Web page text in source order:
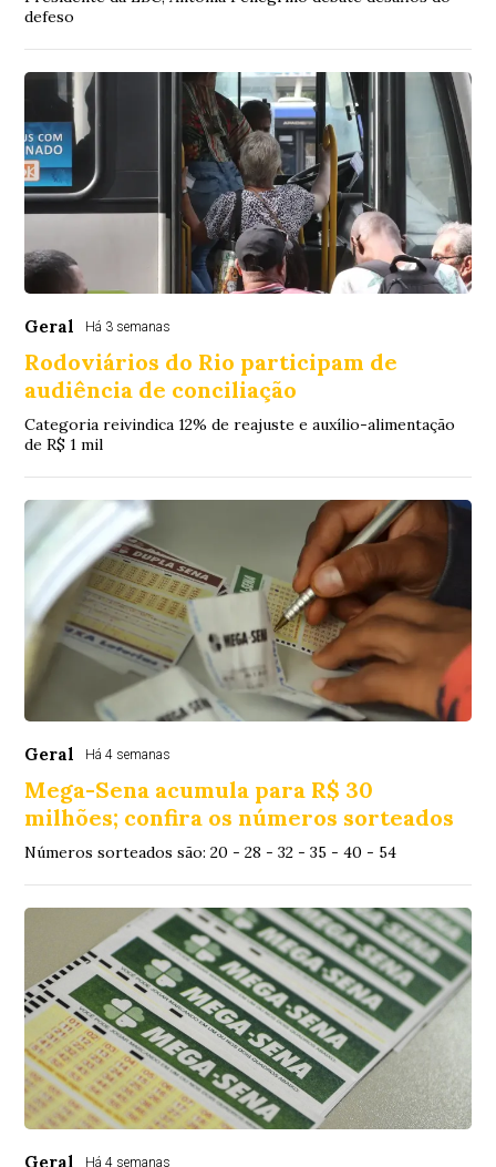
defeso
Geral Há 3 semanas
Rodoviários do Rio participam de
audiência de conciliação
Categoria reivindica 12% de reajuste e auxílio-alimentação
de R$ 1 mil
Geral Há 4 semanas
Mega-Sena acumula para R$ 30
milhões; confira os números sorteados
Números sorteados são: 20 - 28 - 32 - 35 - 40 - 54
Geral Há 4 semanas